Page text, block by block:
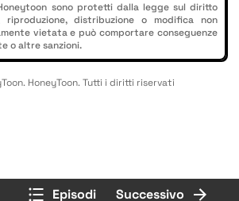
sono protetti dalla legge sul diritto
distribuzione o modifica non
vietata e può comportare conseguenze
o altre sanzioni.
HoneyToon. Tutti i diritti riservati
Episodi Successivo